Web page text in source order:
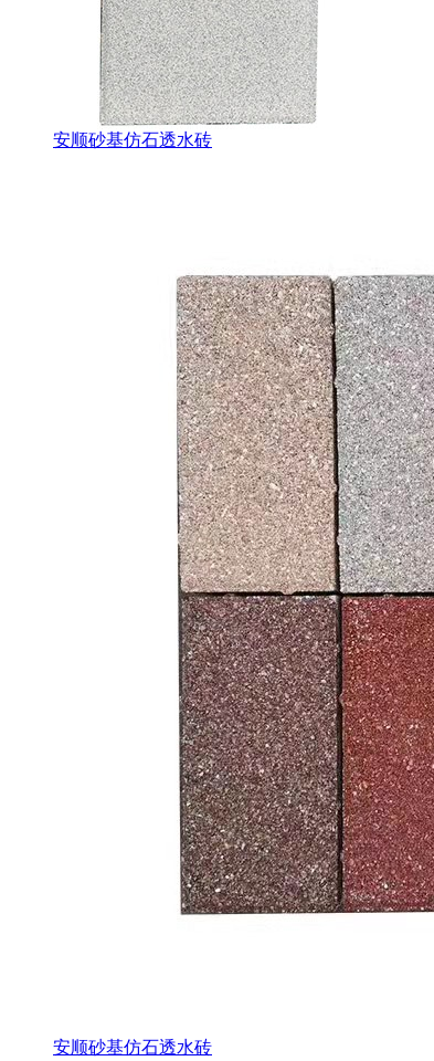
安顺砂基仿石透水砖
安顺砂基仿石透水砖